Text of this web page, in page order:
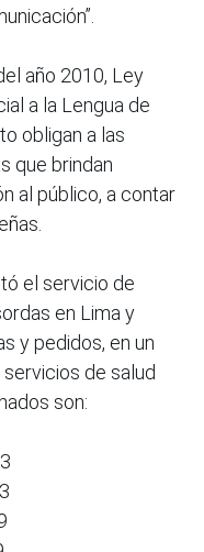
año 2010, Ley
a la Lengua de
obligan a las
que brindan
al público, a contar
el servicio de
en Lima y
y pedidos, en un
de salud
son: